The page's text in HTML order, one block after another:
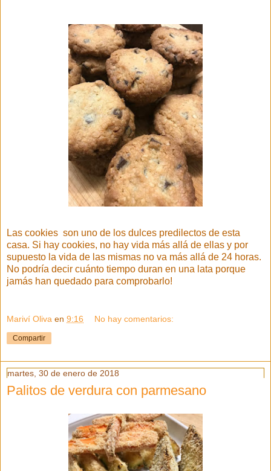
Las cookies son uno de los dulces predilectos de esta
casa. Si hay cookies, no hay vida más allá de ellas y por
supuesto la vida de las mismas no va más allá de 24 horas.
No podría decir cuánto tiempo duran en una lata porque
jamás han quedado para comprobarlo!
Mariví Oliva en 9:16 No hay comentarios:
Compartir
martes, 30 de enero de 2018
Palitos de verdura con parmesano